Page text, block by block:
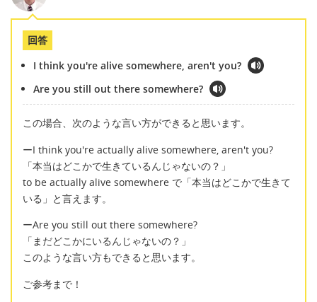
回答
I think you're alive somewhere, aren't you?
Are you still out there somewhere?
この場合、次のような言い方ができると思います。
ーI think you're actually alive somewhere, aren't you?
「本当はどこかで生きているんじゃないの？」
to be actually alive somewhere で「本当はどこかで生きて
いる」と言えます。
ーAre you still out there somewhere?
「まだどこかにいるんじゃないの？」
このような言い方もできると思います。
ご参考まで！